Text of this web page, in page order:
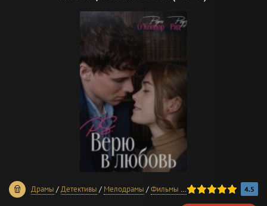
Драмы /Детективы / Мелодрамы /Фильмы 2023 года
100 1 2 3 4 5 4.5